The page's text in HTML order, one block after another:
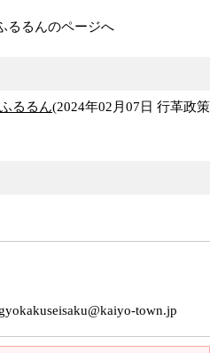
るんのページへ
るるん(2024年02月07日 行革政策
gyokakuseisaku@kaiyo-town.jp